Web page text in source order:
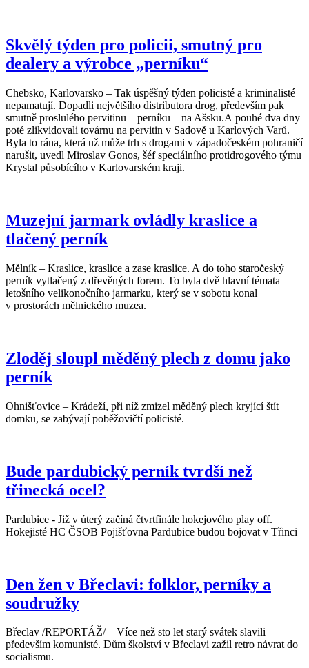
Skvělý týden pro policii, smutný pro
dealery a výrobce „perníku“
Chebsko, Karlovarsko – Tak úspěšný týden policisté a kriminalisté
nepamatují. Dopadli největšího distributora drog, především pak
smutně proslulého pervitinu – perníku – na Ašsku.A pouhé dva dny
poté zlikvidovali továrnu na pervitin v Sadově u Karlových Varů.
Byla to rána, která už může trh s drogami v západočeském pohraničí
narušit, uvedl Miroslav Gonos, šéf speciálního protidrogového týmu
Krystal působícího v Karlovarském kraji.
Muzejní jarmark ovládly kraslice a
tlačený perník
Mělník – Kraslice, kraslice a zase kraslice. A do toho staročeský
perník vytlačený z dřevěných forem. To byla dvě hlavní témata
letošního velikonočního jarmarku, který se v sobotu konal
v prostorách mělnického muzea.
Zloděj sloupl měděný plech z domu jako
perník
Ohnišťovice – Krádeží, při níž zmizel měděný plech kryjící štít
domku, se zabývají poběžovičtí policisté.
Bude pardubický perník tvrdší než
třinecká ocel?
Pardubice - Již v úterý začíná čtvrtfinále hokejového play off.
Hokejisté HC ČSOB Pojišťovna Pardubice budou bojovat v Třinci
Den žen v Břeclavi: folklor, perníky a
soudružky
Břeclav /REPORTÁŽ/ – Více než sto let starý svátek slavili
především komunisté. Dům školství v Břeclavi zažil retro návrat do
socialismu.